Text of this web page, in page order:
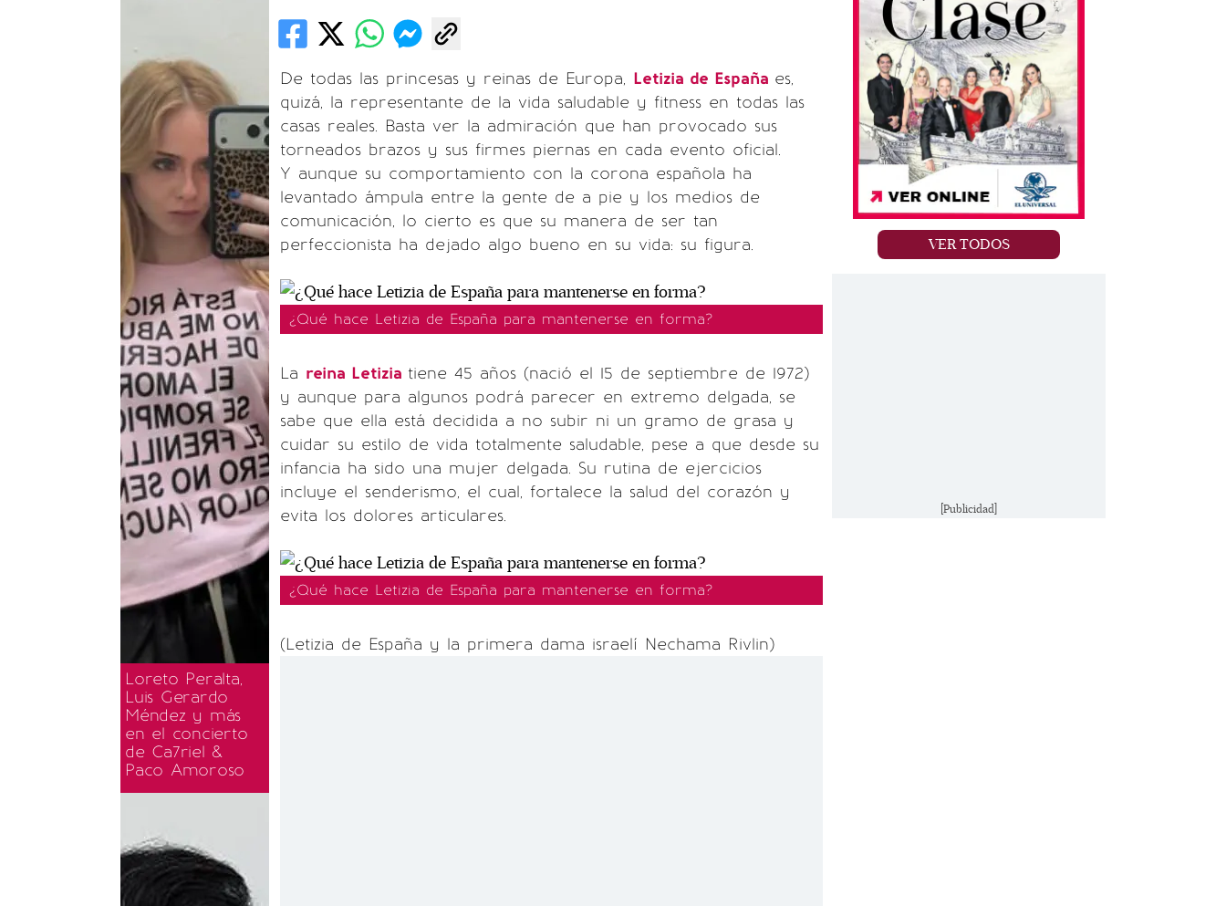
Loreto Peralta,
Luis Gerardo
Méndez y más
en el concierto
de Ca7riel &
Paco Amoroso
De todas las princesas y reinas de Europa, Letizia de España es,
quizá, la representante de la vida saludable y fitness en todas las
casas reales. Basta ver la admiración que han provocado sus
torneados brazos y sus firmes piernas en cada evento oficial.
Y aunque su comportamiento con la corona española ha
levantado ámpula entre la gente de a pie y los medios de
comunicación, lo cierto es que su manera de ser tan
perfeccionista ha dejado algo bueno en su vida: su figura.
¿Qué hace Letizia de España para mantenerse en forma?
La reina Letizia tiene 45 años (nació el 15 de septiembre de 1972)
y aunque para algunos podrá parecer en extremo delgada, se
sabe que ella está decidida a no subir ni un gramo de grasa y
cuidar su estilo de vida totalmente saludable, pese a que desde su
infancia ha sido una mujer delgada. Su rutina de ejercicios
incluye el senderismo, el cual, fortalece la salud del corazón y
evita los dolores articulares.
¿Qué hace Letizia de España para mantenerse en forma?
(Letizia de España y la primera dama israelí Nechama Rivlin)
VER TODOS
[Publicidad]